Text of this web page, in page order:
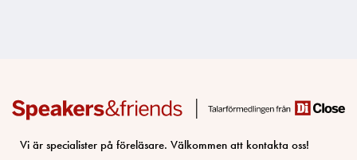
Vi är specialister på föreläsare. Välkommen att kontakta oss!